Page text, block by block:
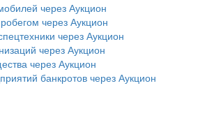
через Аукцион
через Аукцион
через Аукцион
через Аукцион
через Аукцион
банкротов через Аукцион